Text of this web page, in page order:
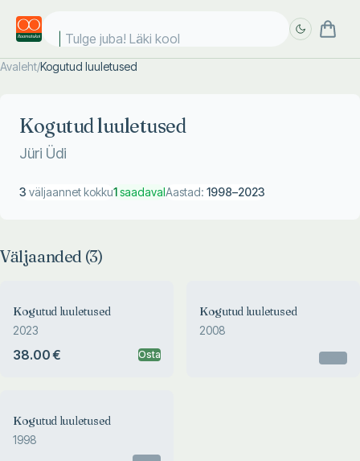
Tulge juba! Läki kooli
Avaleht/Kogutud luuletused
Kogutud luuletused
Jüri Üdi
3 väljaannet kokku1saadavalAastad: 1998–2023
Väljaanded (3)
Kogutud luuletused
2023
38.00 € Osta
Kogutud luuletused
2008
Kogutud luuletused
1998